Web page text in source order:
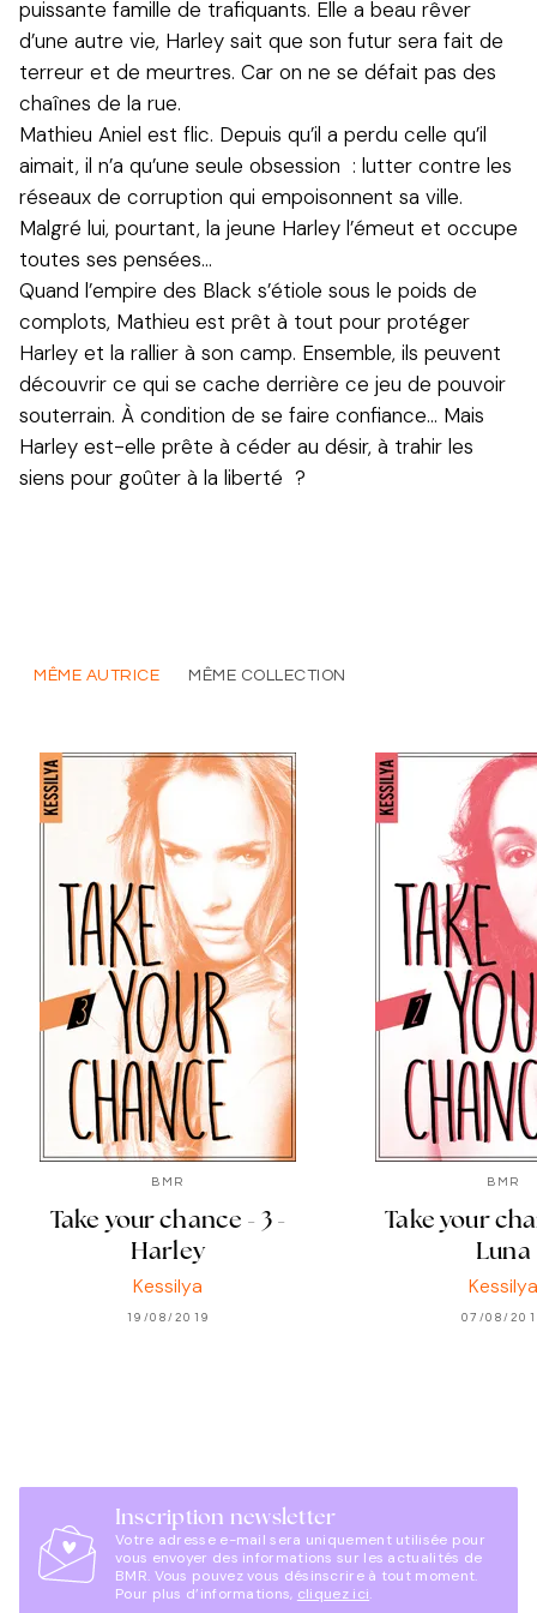
puissante famille de trafiquants. Elle a beau rêver
d’une autre vie, Harley sait que son futur sera fait de
terreur et de meurtres. Car on ne se défait pas des
chaînes de la rue.
Mathieu Aniel est flic. Depuis qu’il a perdu celle qu’il
aimait, il n’a qu’une seule obsession : lutter contre les
réseaux de corruption qui empoisonnent sa ville.
Malgré lui, pourtant, la jeune Harley l’émeut et occupe
toutes ses pensées…
Quand l’empire des Black s’étiole sous le poids de
complots, Mathieu est prêt à tout pour protéger
Harley et la rallier à son camp. Ensemble, ils peuvent
découvrir ce qui se cache derrière ce jeu de pouvoir
souterrain. À condition de se faire confiance… Mais
Harley est-elle prête à céder au désir, à trahir les
siens pour goûter à la liberté ?
MÊME AUTRICE MÊME COLLECTION
BMR
Take your chance - 3 -
Harley
Kessilya
19/08/2019
BMR
Take your
Luna
Kessilya
07/08/
Inscription newsletter
Votre adresse e-mail sera uniquement utilisée pour
vous envoyer des informations sur les actualités de
BMR. Vous pouvez vous désinscrire à tout moment.
Pour plus d’informations, cliquez ici.